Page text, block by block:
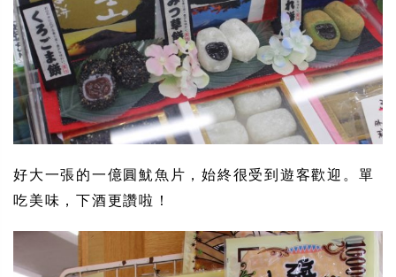
好大一張的一億圓魷魚片，始終很受到遊客歡迎。單
吃美味，下酒更讚啦！